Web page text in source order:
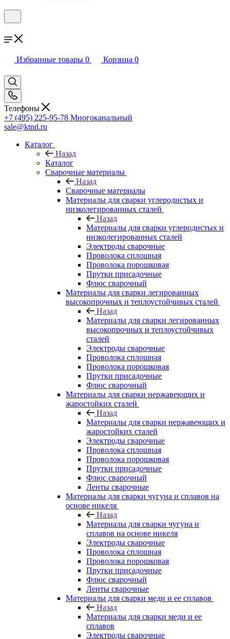
Избранные товары 0 Корзина 0
Телефоны
+7 (495) 225-95-78 Многоканальный
sale@ktnd.ru
Каталог
Назад
Каталог
Сварочные материалы
Назад
Сварочные материалы
Материалы для сварки углеродистых и
низколегированных сталей
Назад
Материалы для сварки углеродистых и
низколегированных сталей
Электроды сварочные
Проволока сплошная
Проволока порошковая
Прутки присадочные
Флюс сварочный
Материалы для сварки легированных
высокопрочных и теплоустойчивых сталей
Назад
Материалы для сварки легированных
высокопрочных и теплоустойчивых
сталей
Электроды сварочные
Проволока сплошная
Проволока порошковая
Прутки присадочные
Флюс сварочный
Материалы для сварки нержавеющих и
жаростойких сталей
Назад
Материалы для сварки нержавеющих и
жаростойких сталей
Электроды сварочные
Проволока сплошная
Проволока порошковая
Прутки присадочные
Флюс сварочный
Ленты сварочные
Материалы для сварки чугуна и сплавов на
основе никеля
Назад
Материалы для сварки чугуна и
сплавов на основе никеля
Электроды сварочные
Проволока сплошная
Проволока порошковая
Прутки присадочные
Флюс сварочный
Ленты сварочные
Материалы для сварки меди и ее сплавов
Назад
Материалы для сварки меди и ее
сплавов
Электроды сварочные